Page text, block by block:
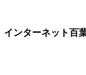
インターネット百